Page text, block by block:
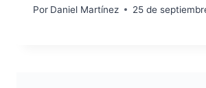
Por Daniel Martínez 25 de